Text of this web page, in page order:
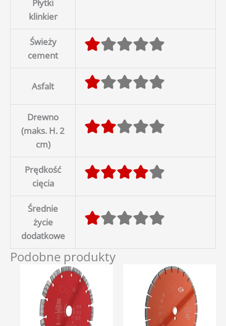
Płytki
klinkier
Świeży
cement
Asfalt
Drewno
(maks. H. 2
cm)
Prędkość
cięcia
Średnie
życie
dodatkowe
Podobne produkty